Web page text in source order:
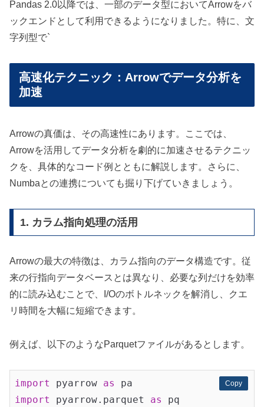
Pandas 2.0以降では、一部のデータ型においてArrowをバ
ックエンドとして利用できるようになりました。特に、文
字列型で`
高速化テクニック：Arrowでデータ分析を
加速
Arrowの真価は、その高速性にあります。ここでは、
Arrowを活用してデータ分析を劇的に加速させるテクニッ
クを、具体的なコード例とともに解説します。さらに、
Numbaとの連携についても掘り下げていきましょう。
1. カラム指向処理の活用
Arrowの最大の特徴は、カラム指向のデータ構造です。従
来の行指向データベースとは異なり、必要な列だけを効率
的に読み込むことで、I/Oのボトルネックを解消し、クエ
リ時間を大幅に短縮できます。
例えば、以下のようなParquetファイルがあるとします。
Copy
Copy
import pyarrow as
import
pyarrow.parquet as